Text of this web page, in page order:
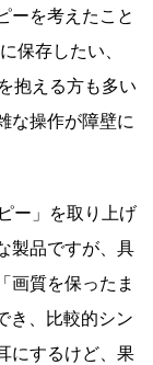
ーを考えたこと
保存したい、
抱える方も多い
な操作が障壁に
ー」を取り上げ
製品ですが、具
画質を保ったま
き、比較的シン
にするけど、果